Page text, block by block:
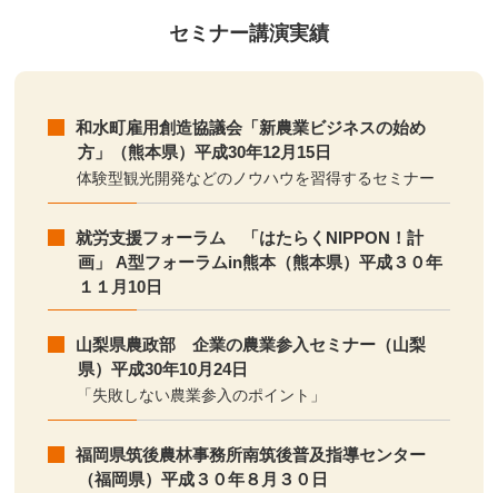
セミナー講演実績
和水町雇用創造協議会「新農業ビジネスの始め
方」（熊本県）平成30年12月15日
体験型観光開発などのノウハウを習得するセミナー
就労支援フォーラム 「はたらくNIPPON！計
画」 A型フォーラムin熊本（熊本県）平成３０年
１１月10日
山梨県農政部 企業の農業参入セミナー（山梨
県）平成30年10月24日
「失敗しない農業参入のポイント」
福岡県筑後農林事務所南筑後普及指導センター
（福岡県）平成３０年８月３０日